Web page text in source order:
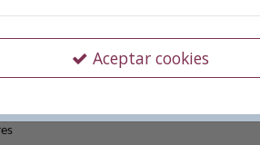
Aceptar cookies
de Malferit.